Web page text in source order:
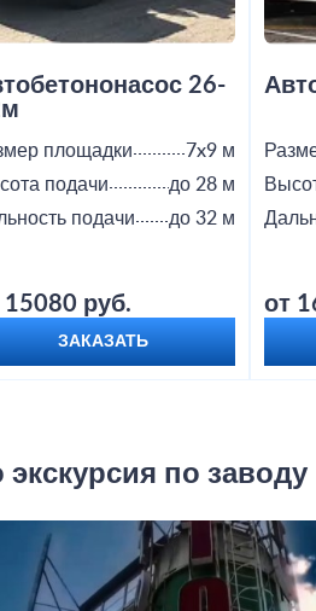
26-
площадки
7x9 м
подачи
до 28 м
подачи
до 32 м
15080 руб.
ЗАКАЗАТЬ
от
экскурсия по заводу